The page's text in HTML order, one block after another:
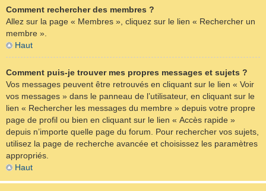
Comment rechercher des membres ?
Allez sur la page « Membres », cliquez sur le lien « Rechercher un
membre ».
Haut
Comment puis-je trouver mes propres messages et sujets ?
Vos messages peuvent être retrouvés en cliquant sur le lien « Voir
vos messages » dans le panneau de l’utilisateur, en cliquant sur le
lien « Rechercher les messages du membre » depuis votre propre
page de profil ou bien en cliquant sur le lien « Accès rapide »
depuis n’importe quelle page du forum. Pour rechercher vos sujets,
utilisez la page de recherche avancée et choisissez les paramètres
appropriés.
Haut